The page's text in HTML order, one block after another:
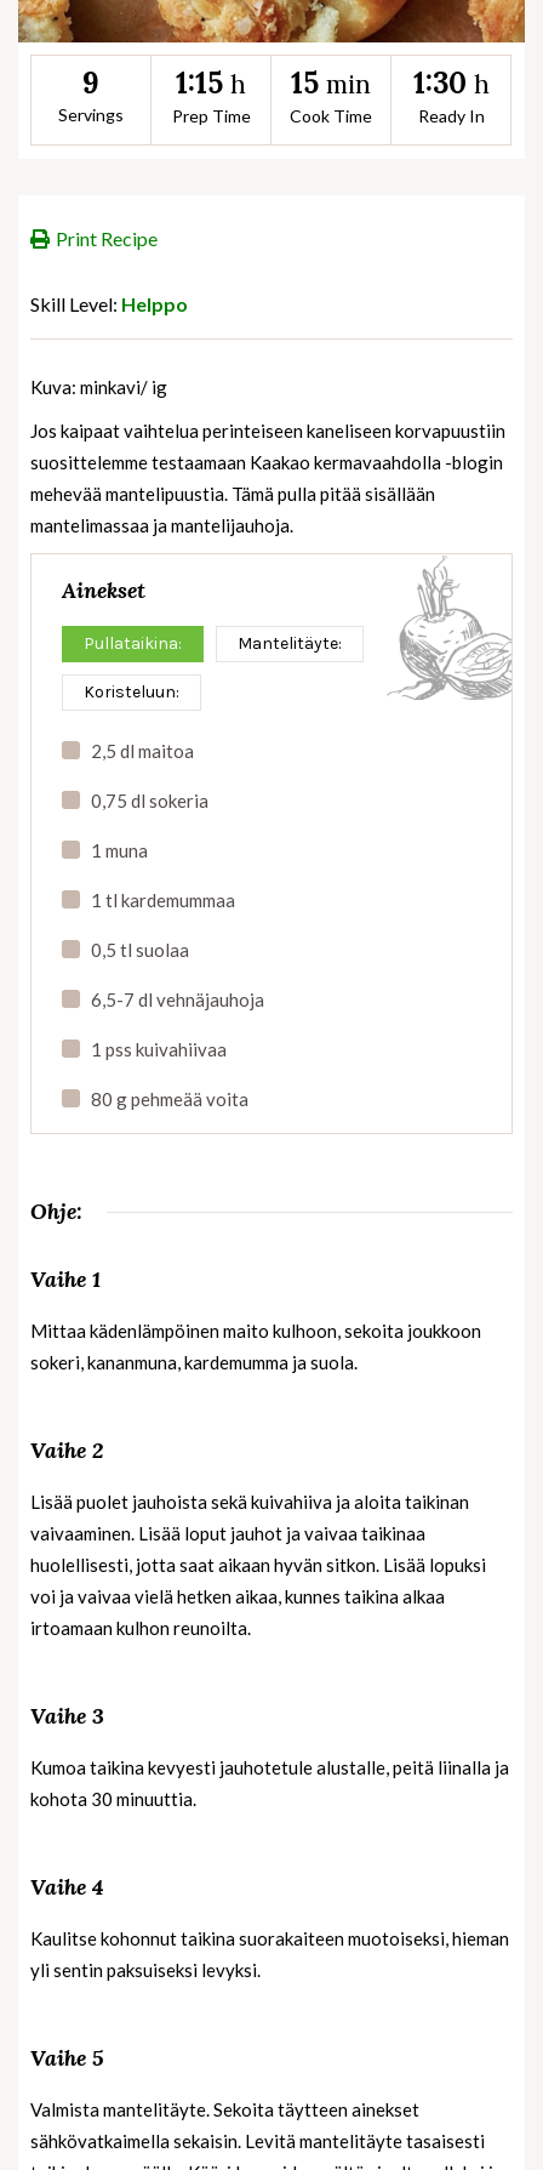
9
Servings
1:15 h
Prep Time
15 min
Cook Time
1:30 h
Ready In
Print Recipe
Skill Level: Helppo
Kuva: minkavi/ ig
Jos kaipaat vaihtelua perinteiseen kaneliseen korvapuustiin
suosittelemme testaamaan Kaakao kermavaahdolla -blogin
mehevää mantelipuustia. Tämä pulla pitää sisällään
mantelimassaa ja mantelijauhoja.
Ainekset
Pullataikina: Mantelitäyte:
Koristeluun:
2,5 dl maitoa
0,75 dl sokeria
1 muna
1 tl kardemummaa
0,5 tl suolaa
6,5-7 dl vehnäjauhoja
1 pss kuivahiivaa
80 g pehmeää voita
Ohje:
Vaihe 1
Mittaa kädenlämpöinen maito kulhoon, sekoita joukkoon
sokeri, kananmuna, kardemumma ja suola.
Vaihe 2
Lisää puolet jauhoista sekä kuivahiiva ja aloita taikinan
vaivaaminen. Lisää loput jauhot ja vaivaa taikinaa
huolellisesti, jotta saat aikaan hyvän sitkon. Lisää lopuksi
voi ja vaivaa vielä hetken aikaa, kunnes taikina alkaa
irtoamaan kulhon reunoilta.
Vaihe 3
Kumoa taikina kevyesti jauhotetule alustalle, peitä liinalla ja
kohota 30 minuuttia.
Vaihe 4
Kaulitse kohonnut taikina suorakaiteen muotoiseksi, hieman
yli sentin paksuiseksi levyksi.
Vaihe 5
Valmista mantelitäyte. Sekoita täytteen ainekset
sähkövatkaimella sekaisin. Levitä mantelitäyte tasaisesti